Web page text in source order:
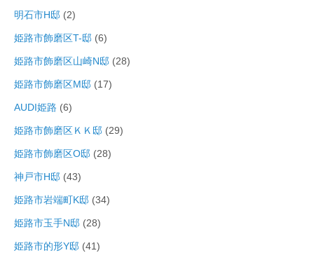
明石市H邸 (2)
姫路市飾磨区T-邸 (6)
姫路市飾磨区山崎N邸 (28)
姫路市飾磨区M邸 (17)
AUDI姫路 (6)
姫路市飾磨区ＫＫ邸 (29)
姫路市飾磨区O邸 (28)
神戸市H邸 (43)
姫路市岩端町K邸 (34)
姫路市玉手N邸 (28)
姫路市的形Y邸 (41)